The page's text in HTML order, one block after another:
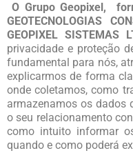
O Grupo Geopixel,
GEOTECNOLOGIAS
GEOPIXEL SISTEMAS
privacidade e proteção
fundamental para nós,
explicarmos de forma
onde coletamos, como
armazenamos os dados
o seu relacionamento
como intuito informar
quando e como poderá